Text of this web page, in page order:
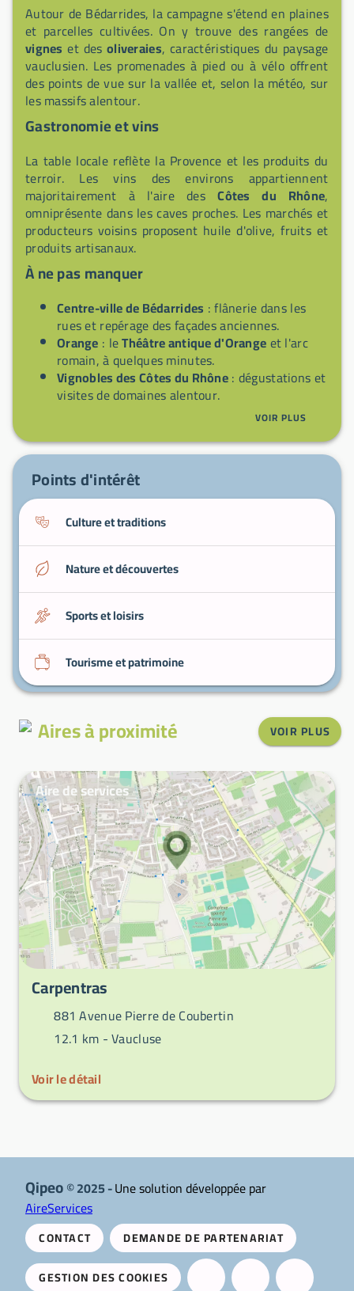
Autour de Bédarrides, la campagne s'étend en plaines
et parcelles cultivées. On y trouve des rangées de
vignes et des oliveraies, caractéristiques du paysage
vauclusien. Les promenades à pied ou à vélo offrent
des points de vue sur la vallée et, selon la météo, sur
les massifs alentour.
Gastronomie et vins
La table locale reflète la Provence et les produits du
terroir. Les vins des environs appartiennent
majoritairement à l'aire desCôtes du Rhône,
omniprésente dans les caves proches. Les marchés et
producteurs voisins proposent huile d'olive, fruits et
produits artisanaux.
À ne pas manquer
Centre-ville de Bédarrides : flânerie dans les
rues et repérage des façades anciennes.
Orange : leThéâtre antique d'Orangeet l'arc
romain, à quelques minutes.
Vignobles des Côtes du Rhône: dégustations et
visites de domaines alentour.
: produits locaux et
Balades à vélo: circuits tranquilles dans la
VOIR PLUS
Points d'intérêt
Culture et traditions
Nature et découvertes
Sports et loisirs
Tourisme et patrimoine
Aires à proximité VOIR PLUS
Aire de services
Carpentras
881 Avenue Pierre de Coubertin
12.1 km -Vaucluse
Voir le détail
Qipeo© 2025 -Une solution développée par
AireServices
CONTACT
DEMANDE DE PARTENARIAT
GESTION DES COOKIES